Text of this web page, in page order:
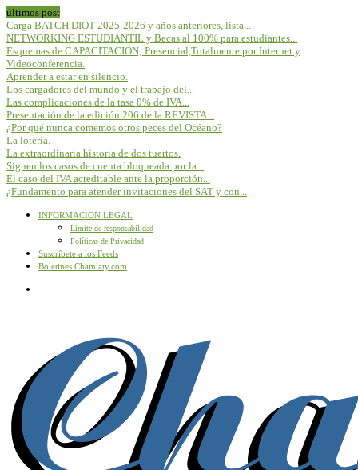
últimos post
Carga BATCH DIOT 2025-2026 y años anteriores, lista...
NETWORKING ESTUDIANTIL y Becas al 100% para estudiantes...
Esquemas de CAPACITACIÓN; Presencial,Totalmente por Internet y
Videoconferencia.
Aprender a estar en silencio.
Los cargadores del mundo y el trabajo del...
Las complicaciones de la tasa 0% de IVA...
Presentación de la edición 206 de la REVISTA...
¿Por qué nunca comemos otros peces del Océano?
La lotería.
La extraordinaria historia de dos tuertos.
Siguen los casos de cuenta bloqueada por la...
El caso del IVA acreditable ante la proporción...
¿Fundamento para atender invitaciones del SAT y con...
INFORMACION LEGAL
Limite de responsabilidad
Políticas de Privacidad
Suscríbete a los Feeds
Boletines Chamlaty.com